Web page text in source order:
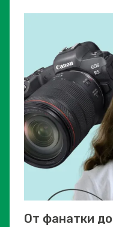
От фанатки